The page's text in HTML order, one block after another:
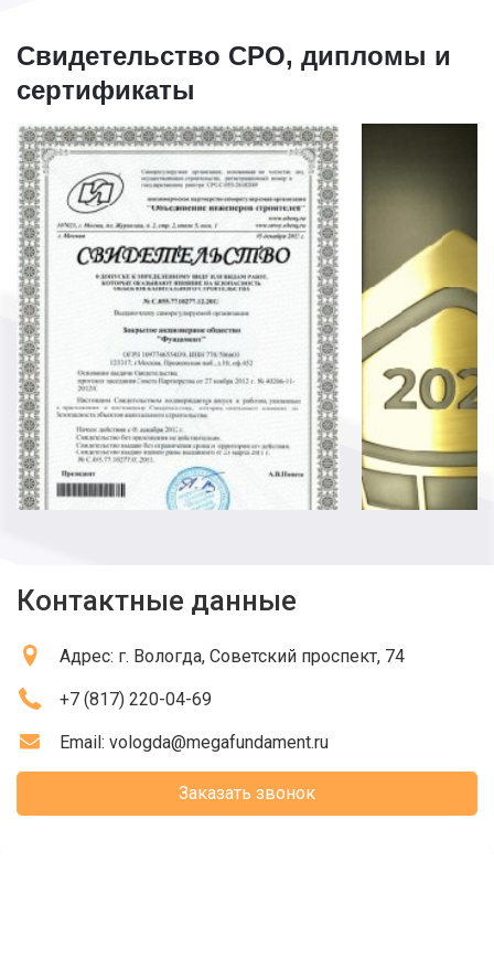
Свидетельство СРО, дипломы и
сертификаты
Контактные данные
Адрес: г. Вологда, Советский проспект, 74
+7 (817) 220-04-69
Email: vologda@megafundament.ru
Заказать звонок